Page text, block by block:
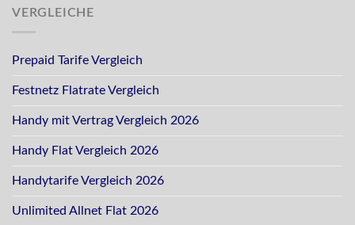
VERGLEICHE
Prepaid Tarife Vergleich
Festnetz Flatrate Vergleich
Handy mit Vertrag Vergleich 2026
Handy Flat Vergleich 2026
Handytarife Vergleich 2026
Unlimited Allnet Flat 2026